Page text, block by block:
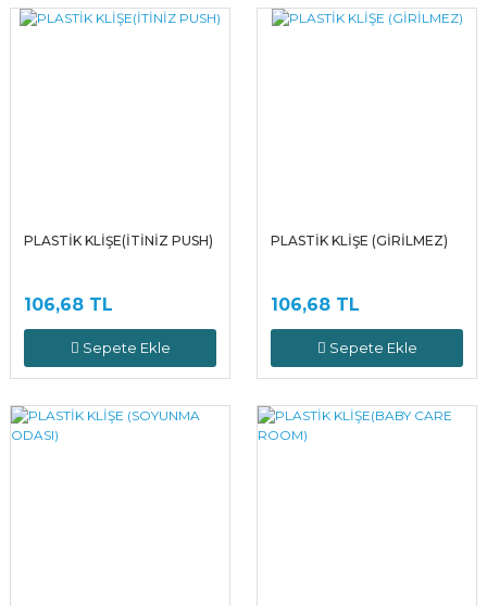
PLASTİK KLİŞE(İTİNİZ PUSH)
106,68 TL
Sepete Ekle
PLASTİK KLİŞE (GİRİLMEZ)
106,68 TL
Sepete Ekle